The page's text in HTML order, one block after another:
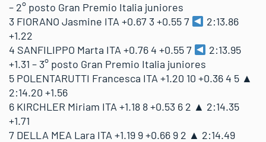
– 2° posto Gran Premio Italia juniores
3 FIORANO Jasmine ITA +0.67 3 +0.55 7
2:13.86
+1.22
4 SANFILIPPO Marta ITA +0.76 4 +0.55 7
2:13.95
+1.31 – 3° posto Gran Premio Italia juniores
5 POLENTARUTTI Francesca ITA +1.20 10 +0.36 4 5 ▲
2:14.20 +1.56
6 KIRCHLER Miriam ITA +1.18 8 +0.53 6 2 ▲ 2:14.35
+1.71
7 DELLA MEA Lara ITA +1.19 9 +0.66 9 2 ▲ 2:14.49